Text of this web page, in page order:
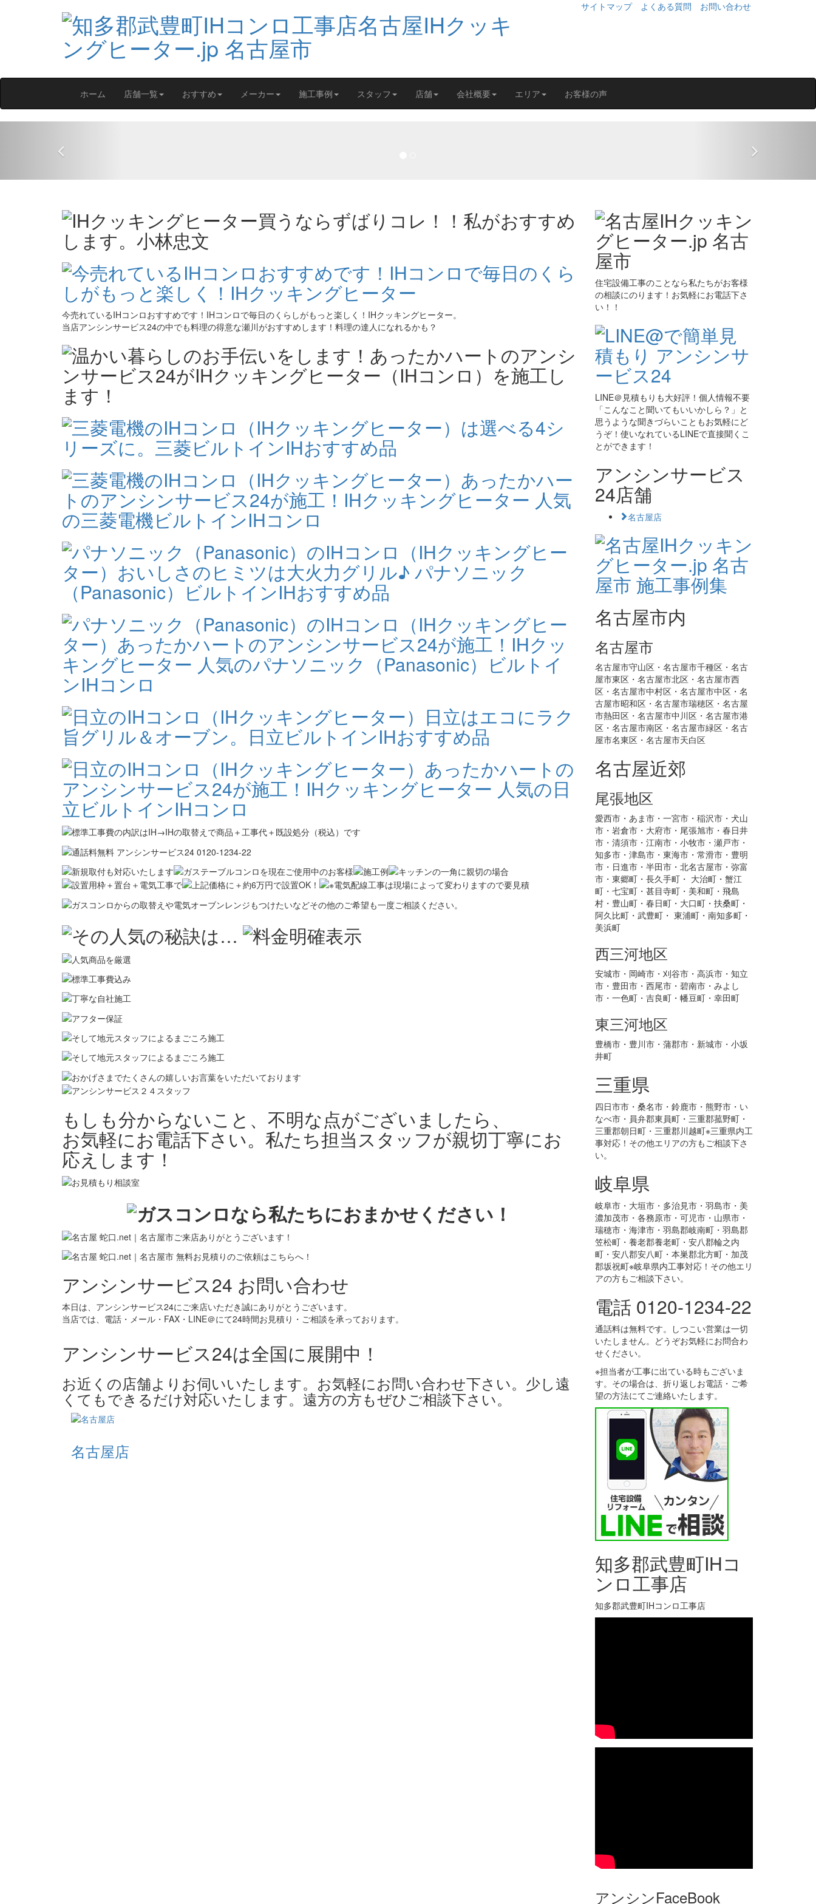
サイトマップ よくある質問 お問い合わせ
ホーム 店舗一覧 おすすめ メーカー 施工事例 スタッフ 店舗 会社概要 エリア お客様の声
今売れているIHコンロおすすめです！IHコンロで毎日のくらしがもっと楽しく！IHクッキングヒーター。
当店アンシンサービス24の中でも料理の得意な瀬川がおすすめします！料理の達人になれるかも？
もしも分からないこと、不明な点がございましたら、
お気軽にお電話下さい。私たち担当スタッフが親切丁寧にお
応えします！
アンシンサービス24 お問い合わせ
本日は、アンシンサービス24にご来店いただき誠にありがとうございます。
当店では、電話・メール・FAX・LINE＠にて24時間お見積り・ご相談を承っております。
アンシンサービス24は全国に展開中！
お近くの店舗よりお伺いいたします。お気軽にお問い合わせ下さい。少し遠
くてもできるだけ対応いたします。遠方の方もぜひご相談下さい。
名古屋店
住宅設備工事のことなら私たちがお客様
の相談にのります！お気軽にお電話下さ
い！！
LINE＠見積もりも大好評！個人情報不要
「こんなこと聞いてもいいかしら？」と
思うような聞きづらいこともお気軽にど
うぞ！使いなれているLINEで直接聞くこ
とができます！
アンシンサービス
24店舗
名古屋店
名古屋市内
名古屋市
名古屋市守山区・名古屋市千種区・名古
屋市東区・名古屋市北区・名古屋市西
区・名古屋市中村区・名古屋市中区・名
古屋市昭和区・名古屋市瑞穂区・名古屋
市熱田区・名古屋市中川区・名古屋市港
区・名古屋市南区・名古屋市緑区・名古
屋市名東区・名古屋市天白区
名古屋近郊
尾張地区
愛西市・あま市・一宮市・稲沢市・犬山
市・岩倉市・大府市・尾張旭市・春日井
市・清須市・江南市・小牧市・瀬戸市・
知多市・津島市・東海市・常滑市・豊明
市・日進市・半田市・北名古屋市・弥富
市・東郷町・長久手町・ 大治町・蟹江
町・七宝町・甚目寺町・美和町・飛島
村・豊山町・春日町・大口町・扶桑町・
阿久比町・武豊町・ 東浦町・南知多町・
美浜町
西三河地区
安城市・岡崎市・刈谷市・高浜市・知立
市・豊田市・西尾市・碧南市・みよし
市・一色町・吉良町・幡豆町・幸田町
東三河地区
豊橋市・豊川市・蒲郡市・新城市・小坂
井町
三重県
四日市市・桑名市・鈴鹿市・熊野市・い
なべ市・員弁郡東員町・三重郡菰野町・
三重郡朝日町・三重郡川越町※三重県内工
事対応！その他エリアの方もご相談下さ
い。
岐阜県
岐阜市・大垣市・多治見市・羽島市・美
濃加茂市・各務原市・可児市・山県市・
瑞穂市・海津市・羽島郡岐南町・羽島郡
笠松町・養老郡養老町・安八郡輪之内
町・安八郡安八町・本巣郡北方町・加茂
郡坂祝町※岐阜県内工事対応！その他エリ
アの方もご相談下さい。
電話 0120-1234-22
通話料は無料です。しつこい営業は一切
いたしません。どうぞお気軽にお問合わ
せください。
※担当者が工事に出ている時もございま
す。その場合は、折り返しお電話・ご希
望の方法にてご連絡いたします。
知多郡武豊町IHコ
ンロ工事店
知多郡武豊町IHコンロ工事店
アンシンFaceBook